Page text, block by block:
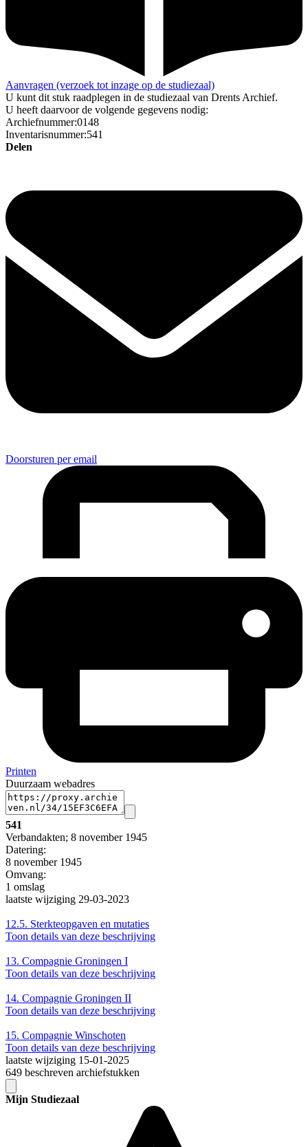
Aanvragen (verzoek tot inzage op de studiezaal)
U kunt dit stuk raadplegen in de studiezaal van Drents Archief.
U heeft daarvoor de volgende gegevens nodig:
Archiefnummer:0148
Inventarisnummer:541
Delen
Doorsturen per email
Printen
Duurzaam webadres
541
Verbandakten; 8 november 1945
Datering:
8 november 1945
Omvang:
1 omslag
laatste wijziging 29-03-2023
12.5. Sterkteopgaven en mutaties
Toon details van deze beschrijving
13. Compagnie Groningen I
Toon details van deze beschrijving
14. Compagnie Groningen II
Toon details van deze beschrijving
15. Compagnie Winschoten
Toon details van deze beschrijving
laatste wijziging 15-01-2025
649 beschreven archiefstukken
Mijn Studiezaal